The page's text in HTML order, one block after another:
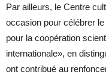
Par ailleurs, le Centre
occasion pour célébrer
pour la coopération
internationale», en
ont contribué au